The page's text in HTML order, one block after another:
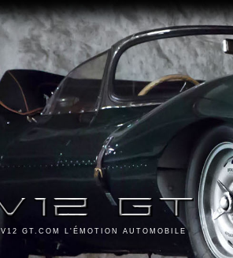
V12 GT.COM L'ÉMOTION AUTOMOBILE